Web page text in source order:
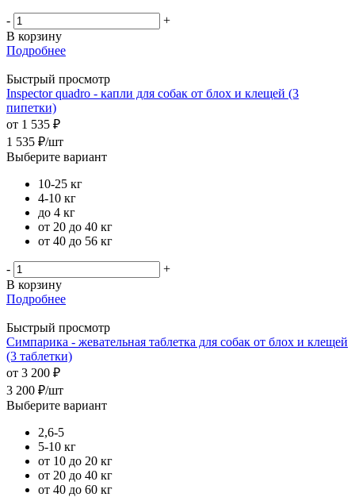
-
+
В корзину
Подробнее
Быстрый просмотр
Inspector quadro - капли для собак от блох и клещей (3
пипетки)
от 1 535 ₽
1 535 ₽/шт
Выберите вариант
10-25 кг
4-10 кг
до 4 кг
от 20 до 40 кг
от 40 до 56 кг
-
+
В корзину
Подробнее
Быстрый просмотр
Симпарика - жевательная таблетка для собак от блох и клещей
(3 таблетки)
от 3 200 ₽
3 200 ₽/шт
Выберите вариант
2,6-5
5-10 кг
от 10 до 20 кг
от 20 до 40 кг
от 40 до 60 кг